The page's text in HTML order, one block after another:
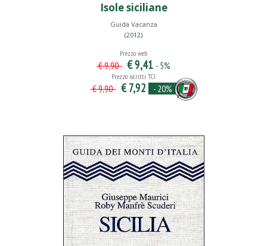
Isole siciliane
Guida Vacanza
(2012)
Prezzo web
€ 9,90 € 9,41 - 5%
Prezzo iscritti TCI
€ 9,90 € 7,92 - 20%